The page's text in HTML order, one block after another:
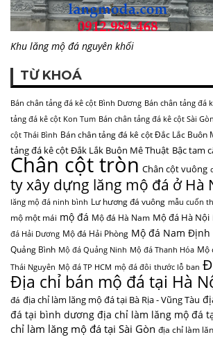
Khu lăng mộ đá nguyên khối
TỪ KHOÁ
Bán chân tảng đá kê cột Bình Dương Bán chân tảng đá
tảng đá kê cột Kon Tum Bán chân tảng đá kê cột Sài Gòn
cột Thái Bình Bán chân tảng đá kê cột Đắc Lắc Buôn
tảng đá kê cột Đắk Lắk Buôn Mê Thuật Bậc tam
Chân cột tròn Chân cột vuông
ty xây dựng lăng mộ đá ở Hà
lăng mộ đá ninh bình Lư hương đá vuông mẫu cuốn
mộ một mái mộ đá Mộ đá Hà Nam Mộ đá Hà Nội
đá Hải Dương Mộ đá Hải Phòng Mộ đá Nam Định
Quảng Bình Mộ đá Quảng Ninh Mộ đá Thanh Hóa Mộ
Thái Nguyên Mộ đá TP HCM mộ đá đôi thước lỗ ban
Địa chỉ bán mộ đá tại Hà
đá địa chỉ làm lăng mộ đá tại Bà Rịa - Vũng Tàu
đá tại bình dương địa chỉ làm lăng mộ đá
chỉ làm lăng mộ đá tại Sài Gòn địa chỉ làm